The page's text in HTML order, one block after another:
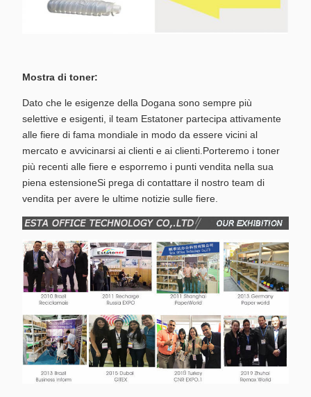
Mostra di toner:
Dato che le esigenze della Dogana sono sempre più
selettive e esigenti, il team Estatoner partecipa attivamente
alle fiere di fama mondiale in modo da essere vicini al
mercato e avvicinarsi ai clienti e ai clienti.Porteremo i toner
più recenti alle fiere e esporremo i punti vendita nella sua
piena estensioneSi prega di contattare il nostro team di
vendita per avere le ultime notizie sulle fiere.